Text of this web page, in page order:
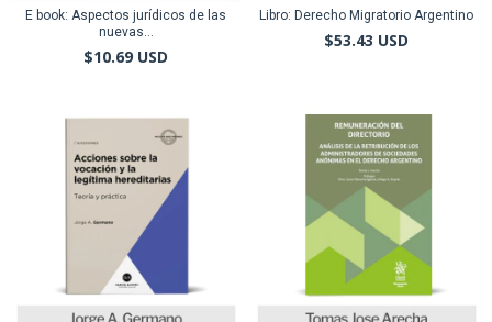
E book: Aspectos jurídicos de las
nuevas...
$10.69 USD
Libro: Derecho Migratorio Argentino
$53.43 USD